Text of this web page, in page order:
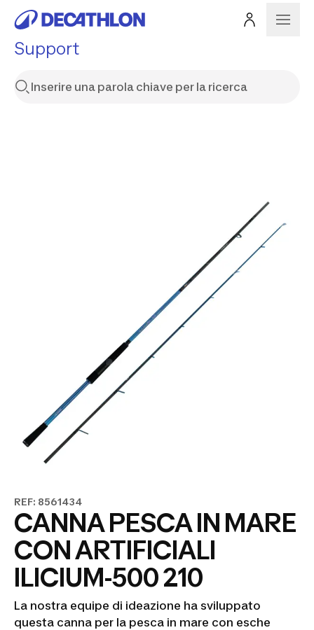
Support
REF: 8561434
CANNA PESCA IN MARE
CON ARTIFICIALI
ILICIUM-500 210
La nostra equipe di ideazione ha sviluppato
questa canna per la pesca in mare con esche